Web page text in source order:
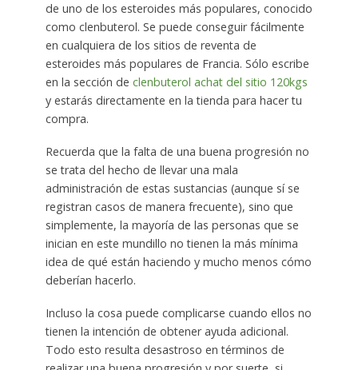
de uno de los esteroides más populares, conocido
como clenbuterol. Se puede conseguir fácilmente
en cualquiera de los sitios de reventa de
esteroides más populares de Francia. Sólo escribe
en la sección de clenbuterol achat del sitio 120kgs
y estarás directamente en la tienda para hacer tu
compra.
Recuerda que la falta de una buena progresión no
se trata del hecho de llevar una mala
administración de estas sustancias (aunque sí se
registran casos de manera frecuente), sino que
simplemente, la mayoría de las personas que se
inician en este mundillo no tienen la más mínima
idea de qué están haciendo y mucho menos cómo
deberían hacerlo.
Incluso la cosa puede complicarse cuando ellos no
tienen la intención de obtener ayuda adicional.
Todo esto resulta desastroso en términos de